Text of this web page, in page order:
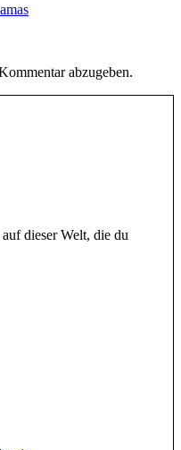
abzugeben.
dieser Welt, die du